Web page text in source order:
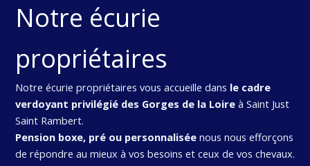
Notre écurie
propriétaires
Notre écurie propriétaires vous accueille dans le cadre
verdoyant privilégié des Gorges de la Loireà Saint Just
Saint Rambert.
Pension boxe, pré ou personnaliséenous nous efforçons
de répondre au mieux à vos besoins et ceux de vos chevaux.